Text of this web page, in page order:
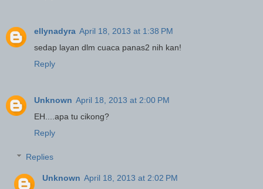
ellynadyra April 18, 2013 at 1:38 PM
sedap layan dlm cuaca panas2 nih kan!
Reply
Unknown April 18, 2013 at 2:00 PM
EH....apa tu cikong?
Reply
Replies
Unknown April 18, 2013 at 2:02 PM